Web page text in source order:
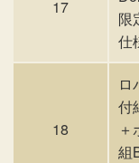
17
限
仕
18
付
組